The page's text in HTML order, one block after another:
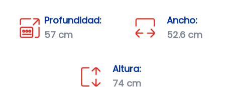
Profundidad:
57 cm
Ancho:
52.6 cm
Altura:
74 cm